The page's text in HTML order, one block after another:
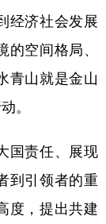
经济社会发展
的空间格局、
青山就是金山
。
责任、展现
到引领者的重
度，提出共建